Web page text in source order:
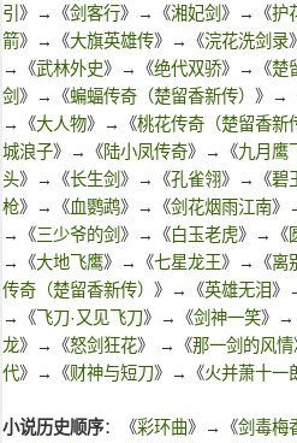
引 》→《剑客行》→《湘妃剑 》→《护
箭》→《大旗英雄传》→《浣花洗剑录
→《武林外史》→《绝代双骄》→《楚
剑 》→《蝙蝠传奇（楚留香新传） 》→
→《大人物》→《桃花传奇（楚留香新
城浪子》→《陆小凤传奇》→《九月鹰
头》→《长生剑 》→《孔雀翎》→《碧
枪》→《血鹦鹉》→《剑花烟雨江南》
→《三少爷的剑 》→《白玉老虎》→《
→《大地飞鹰》→《七星龙王》→《离
传奇（楚留香新传） 》→《英雄无泪》
→《飞刀·又见飞刀》→《剑神一笑》→
龙》→《怒剑狂花》 →《那一剑的风情
代》→《财神与短刀》→《火并萧十一
小说历史顺序：《彩环曲》→《剑毒梅